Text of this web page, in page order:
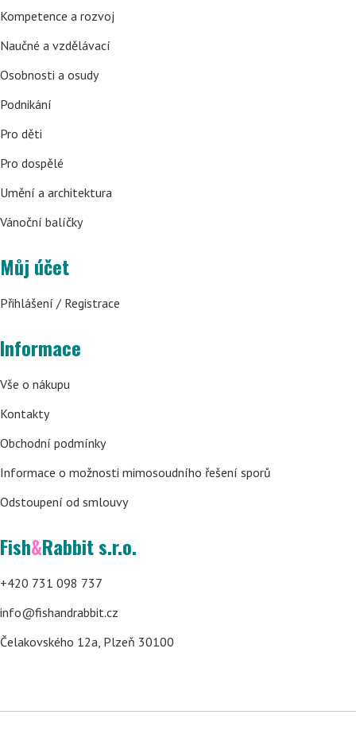
Kompetence a rozvoj
Naučné a vzdělávací
Osobnosti a osudy
Podnikání
Pro děti
Pro dospělé
Umění a architektura
Vánoční balíčky
Můj účet
Přihlášení / Registrace
Informace
Vše o nákupu
Kontakty
Obchodní podmínky
Informace o možnosti mimosoudního řešení sporů
Odstoupení od smlouvy
Fish&Rabbit s.r.o.
+420 731 098 737
info@fishandrabbit.cz
Čelakovského 12a, Plzeň 30100